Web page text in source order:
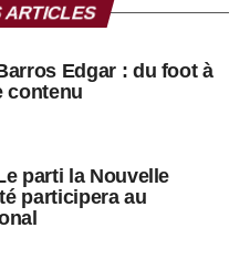
ARTICLES
Edgar : du foot à
contenu
parti la Nouvelle
participera au